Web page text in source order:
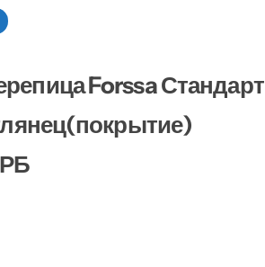
Forssa Стандарт